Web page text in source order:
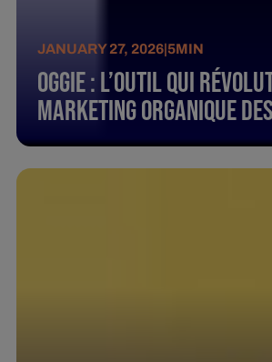
JANUARY 27, 2026|5MIN
Oggie : L’outil qui
marketing organique